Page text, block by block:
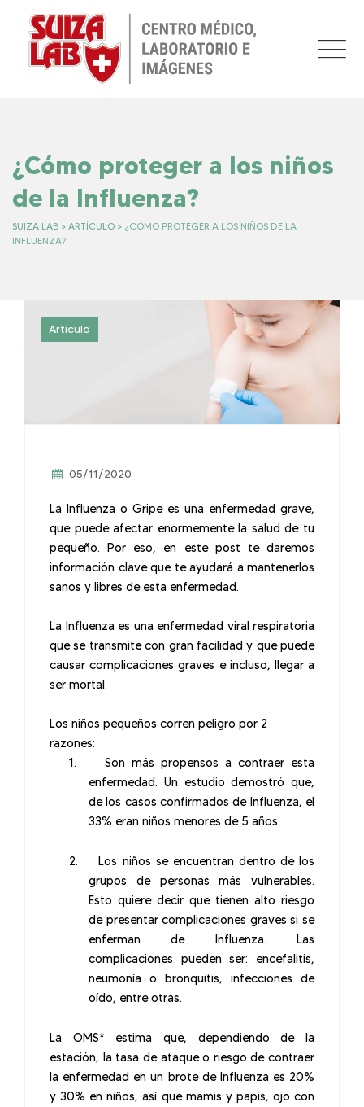
content
¿Cómo proteger a los niños
de la Influenza?
SUIZA LAB > ARTÍCULO > ¿CÓMO PROTEGER A LOS NIÑOS DE LA
INFLUENZA?
Artículo
05/11/2020
La Influenza o Gripe es una enfermedad grave,
que puede afectar enormemente la salud de tu
pequeño. Por eso, en este post te daremos
información clave que te ayudará a mantenerlos
sanos y libres de esta enfermedad.
La Influenza es una enfermedad viral respiratoria
que se transmite con gran facilidad y que puede
causar complicaciones graves e incluso, llegar a
ser mortal.
Los niños pequeños corren peligro por 2
razones:
1.
Son más propensos a contraer esta
enfermedad. Un estudio demostró que,
de los casos confirmados de Influenza, el
33% eran niños menores de 5 años.
2.
Los niños se encuentran dentro de los
grupos de personas más vulnerables.
Esto quiere decir que tienen alto riesgo
de presentar complicaciones graves si se
enferman de Influenza. Las
complicaciones pueden ser: encefalitis,
neumonía o bronquitis, infecciones de
oído, entre otras.
La OMS* estima que, dependiendo de la
estación, la tasa de ataque o riesgo de contraer
la enfermedad en un brote de Influenza es 20%
y 30% en niños, así que mamis y papis, ojo con